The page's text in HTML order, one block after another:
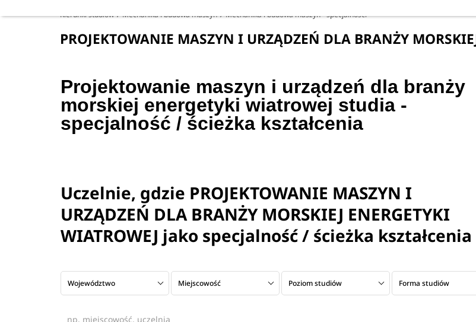
Kierunki studiów Mechanika i budowa maszyn Mechanika i budowa maszyn - specjalności
PROJEKTOWANIE MASZYN I URZĄDZEŃ DLA BRANŻY
Projektowanie maszyn i urządzeń dla branży
morskiej energetyki wiatrowej studia -
specjalność / ścieżka kształcenia
Uczelnie, gdzie PROJEKTOWANIE MASZYN I
URZĄDZEŃ DLA BRANŻY MORSKIEJ ENERGETYKI
WIATROWEJ jako specjalność / ścieżka kształcenia
Województwo Miejscowość Poziom studiów Forma studiów